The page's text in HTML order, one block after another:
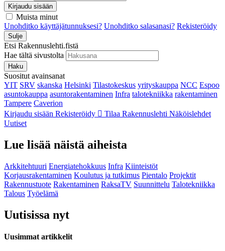
Kirjaudu sisään
Muista minut
Unohditko käyttäjätunnuksesi? Unohditko salasanasi? Rekisteröidy
Sulje
Etsi Rakennuslehti.fistä
Hae tältä sivustolta
Haku
Suositut avainsanat
YIT SRV skanska Helsinki Tilastokeskus yrityskauppa NCC Espoo
asuntokauppa asuntorakentaminen Infra talotekniikka rakentaminen
Tampere Caverion
Kirjaudu sisään Rekisteröidy Tilaa Rakennuslehti Näköislehdet
Uutiset
Lue lisää näistä aiheista
Arkkitehtuuri Energiatehokkuus Infra Kiinteistöt
Korjausrakentaminen Koulutus ja tutkimus Pientalo Projektit
Rakennustuote Rakentaminen RaksaTV Suunnittelu Talotekniikka
Talous Työelämä
Uutisissa nyt
Uusimmat artikkelit